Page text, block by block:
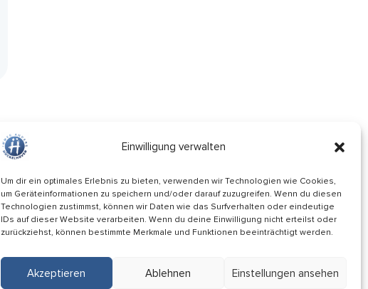
Einwilligung verwalten
Um dir ein optimales Erlebnis zu bieten, verwenden wir Technologien wie Cookies,
um Geräteinformationen zu speichern und/oder darauf zuzugreifen. Wenn du diesen
Technologien zustimmst, können wir Daten wie das Surfverhalten oder eindeutige
IDs auf dieser Website verarbeiten. Wenn du deine Einwilligung nicht erteilst oder
zurückziehst, können bestimmte Merkmale und Funktionen beeinträchtigt werden.
Akzeptieren Ablehnen Einstellungen ansehen
Informiert bleiben
Folge uns auf